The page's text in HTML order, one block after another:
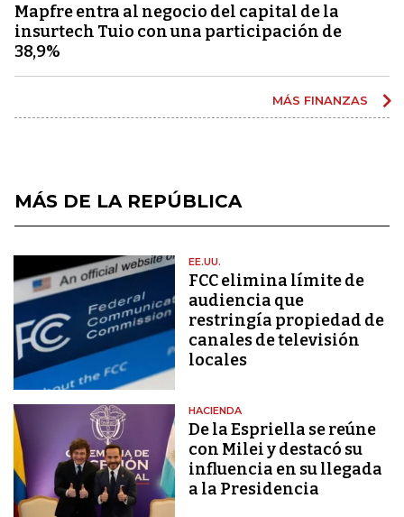
Mapfre entra al negocio del capital de la
insurtech Tuio con una participación de
38,9%
MÁS FINANZAS
MÁS DE LA REPÚBLICA
EE.UU.
FCC elimina límite de
audiencia que
restringía propiedad de
canales de televisión
locales
HACIENDA
De la Espriella se reúne
con Milei y destacó su
influencia en su llegada
a la Presidencia